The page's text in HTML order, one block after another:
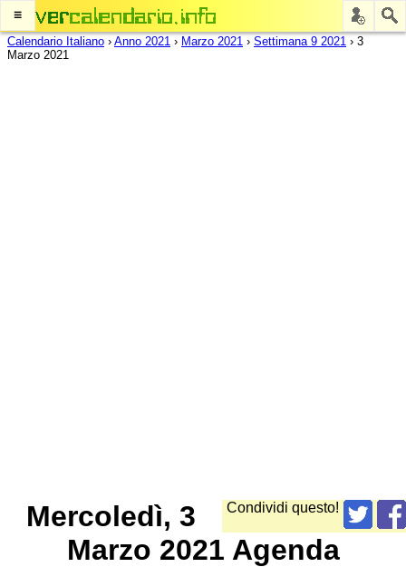
≡
Calendario Italiano › Anno 2021 › Marzo 2021 › Settimana 9 2021 › 3
Marzo 2021
Condividi questo!
Mercoledì, 3
Marzo 2021 Agenda